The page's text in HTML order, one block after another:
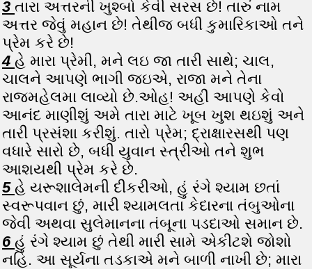
3 તારા અત્તરની ખુશ્બો કેવી સરસ છે! તારું નામ
અત્તર જેવું મહાન છે! તેથીજ બધી કુમારિકાઓ તને
પ્રેમ કરે છે!
4 હે મારા પ્રેમી, મને લઇ જા તારી સાથે; ચાલ,
ચાલને આપણે ભાગી જઇએ, રાજા મને તેના
રાજમહેલમા લાવ્યો છે.ઓહ! અહીં આપણે કેવો
આનંદ માણીશું અમે તારા માટે ખૂબ ખુશ થઇશું અને
તારી પ્રસંશા કરીશું. તારો પ્રેમ; દ્રાક્ષારસથી પણ
વધારે સારો છે, બધી યુવાન સ્ત્રીઓ તને શુભ
આશયથી પ્રેમ કરે છે.
5 હે યરૂશાલેમની દીકરીઓ, હું રંગે શ્યામ છતાં
સ્વરૂપવાન છું, મારી શ્યામલતા કેદારના તંબુઓના
જેવી અથવા સુલેમાનના તંબૂના પડદાઓ સમાન છે.
6 હું રંગે શ્યામ છું તેથી મારી સામે એકીટશે જોશો
નહિ. આ સૂર્યના તડકાએ મને બાળી નાખી છે; મારા